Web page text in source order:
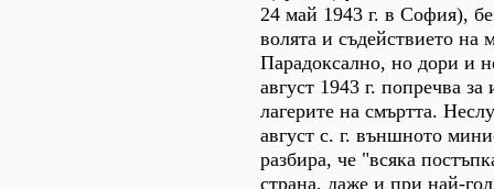
24 май 1943 г. в София),
волята и съдействието на
Парадоксално, но дори и
август 1943 г. попречва
лагерите на смъртта.
август с. г. външното
разбира, че "всяка
страна, даже и при най-